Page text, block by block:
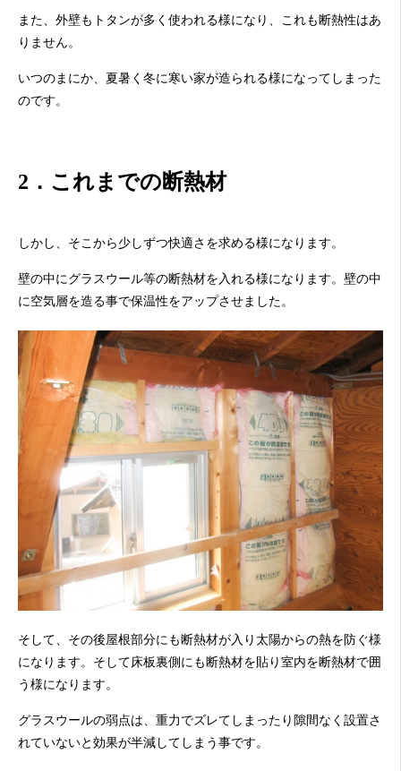
また、外壁もトタンが多く使われる様になり、これも断熱性はあ
りません。
いつのまにか、夏暑く冬に寒い家が造られる様になってしまった
のです。
2．これまでの断熱材
しかし、そこから少しずつ快適さを求める様になります。
壁の中にグラスウール等の断熱材を入れる様になります。壁の中
に空気層を造る事で保温性をアップさせました。
そして、その後屋根部分にも断熱材が入り太陽からの熱を防ぐ様
になります。そして床板裏側にも断熱材を貼り室内を断熱材で囲
う様になります。
グラスウールの弱点は、重力でズレてしまったり隙間なく設置さ
れていないと効果が半減してしまう事です。